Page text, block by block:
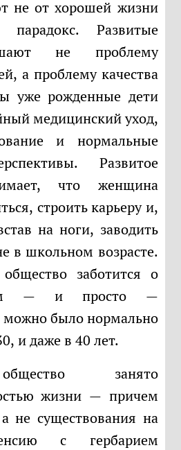
не от хорошей жизни
Развитые
не проблему
а проблему качества
уже рожденные дети
медицинский уход,
и нормальные
Развитое
что женщина
строить карьеру и,
на ноги, заводить
в школьном возрасте.
заботится о
— и просто —
можно было нормально
и даже в 40 лет.
жизни — причем
не существования на
с гербарием